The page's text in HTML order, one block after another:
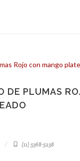
DE PLUMAS
(11) 5368-5238